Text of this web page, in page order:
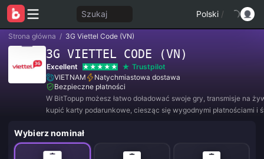
Szukaj Polski /
Strona główna / 3G Viettel Code (VN)
3G VIETTEL CODE (VN)
Excellent
Trustpilot
VIETNAM
Natychmiastowa dostawa
Bezpieczne płatności
W BitTopup możesz łatwo doładować swoje gry, transmisje na
kupić karty podarunkowe, ciesząc się wygodnymi płatnościami i
Wybierz nominał